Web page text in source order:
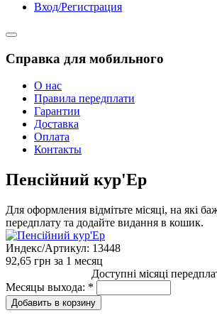
Вход/Регистрация
Справка для мобильного
О нас
Правила передплати
Гарантии
Доставка
Оплата
Контакты
Пенсійний кур'Ер
Для оформления відмітьте місяці, на які
передплату та додайте видання в кошик.
Индекс/Артикул: 13448
92,65 грн за 1 месяц
Доступні місяці
Месяцы выхода: *